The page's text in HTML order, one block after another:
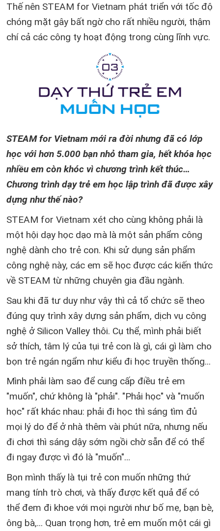
Thế nên STEAM for Vietnam phát triển với tốc độ
chóng mặt gây bất ngờ cho rất nhiều người, thậm
chí cả các công ty hoạt động trong cùng lĩnh vực.
STEAM for Vietnam mới ra đời nhưng đã có lớp
học với hơn 5.000 bạn nhỏ tham gia, hết khóa học
nhiều em còn khóc vì chương trình kết thúc…
Chương trình dạy trẻ em học lập trình đã được xây
dựng như thế nào?
STEAM for Vietnam xét cho cùng không phải là
một hội dạy học dạo mà là một sản phẩm công
nghệ dành cho trẻ con. Khi sử dụng sản phẩm
công nghệ này, các em sẽ học được các kiến thức
về STEAM từ những chuyên gia đầu ngành.
Sau khi đã tư duy như vậy thì cả tổ chức sẽ theo
đúng quy trình xây dựng sản phẩm, dịch vụ công
nghệ ở Silicon Valley thôi. Cụ thể, mình phải biết
sở thích, tâm lý của tụi trẻ con là gì, cái gì làm cho
bọn trẻ ngán ngẩm như kiểu đi học truyền thống...
Mình phải làm sao để cung cấp điều trẻ em
"muốn", chứ không là "phải". "Phải học" và "muốn
học" rất khác nhau: phải đi học thì sáng tìm đủ
mọi lý do để ở nhà thêm vài phút nữa, nhưng nếu
đi chơi thì sáng dậy sớm ngồi chờ sẵn để có thể
đi ngay được vì đó là "muốn"…
Bọn mình thấy là tụi trẻ con muốn những thứ
mang tính trò chơi, và thấy được kết quả để có
thể đem đi khoe với mọi người như bố mẹ, bạn bè,
ông bà,... Quan trọng hơn, trẻ em muốn một cái gì